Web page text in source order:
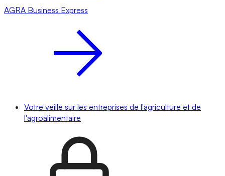
AGRA Business Express
Votre veille sur les entreprises de l'agriculture et de
l'agroalimentaire